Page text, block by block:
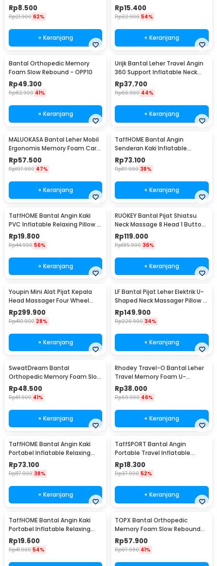
380x240mm - BAT23
Rp8.500
Rp21.900 62%
+ Keranjang
Neck Pillow - RH40
Rp15.400
Rp32.900 54%
+ Keranjang
Bantal Orthopedic Memory
Foam Slow Rebound - OPP10
Rp49.300
Rp82.900 41%
+ Keranjang
Urijk Bantal Leher Travel Angin
360 Support Inflatable Neck
Pillow - M1345
Rp37.700
Rp66.900 44%
+ Keranjang
MALUOKASA Bantal Leher Mobil
Ergonomis Memory Foam Car
Headrest Pillow - M3D
Rp57.500
Rp107.900 47%
+ Keranjang
TaffHOME Bantal Angin
Senderan Kaki Inflatable
Footrest Pillow - BAT24
Rp73.100
Rp117.900 38%
+ Keranjang
TaffHOME Bantal Angin Kaki
PVC Inflatable Relaxing Pillow -
JJ06114
Rp19.800
Rp44.900 56%
+ Keranjang
RUOKEY Bantal Pijat Shiatsu
Neck Massage 8 Head 1 Button
- CMH-8028
Rp119.000
Rp185.900 36%
+ Keranjang
Youpin Mini Alat Pijat Kepala
Head Massager Four Wheel
Rotation - M2
Rp299.900
Rp410.900 28%
+ Keranjang
LF Bantal Pijat Leher Elektrik U-
Shaped Neck Massager Pillow -
LR-S100
Rp149.900
Rp226.900 34%
+ Keranjang
SweatDream Bantal
Orthopedic Memory Foam Slow
Rebound Bamboo - SD600
Rp48.500
Rp81.900 41%
+ Keranjang
Rhodey Travel-O Bantal Leher
Travel Memory Foam U-
Shaped Neck Pillow - SR43
Rp38.000
Rp69.900 46%
+ Keranjang
TaffHOME Bantal Angin Kaki
Portabel Inflatable Relaxing
Foot Rest - BSZ0020
Rp73.100
Rp117.900 38%
+ Keranjang
TaffSPORT Bantal Angin
Portable Travel Inflatable
Aeros Pillow - F8057
Rp18.300
Rp37.900 52%
+ Keranjang
TaffHOME Bantal Angin Kaki
Portabel Inflatable Relaxing
Feet Pillow - IAF-05
Rp19.600
Rp41.900 54%
TOPX Bantal Orthopedic
Memory Foam Slow Rebound
Pillow 48.5x28.5cm - TC100
Rp57.900
Rp97.900 41%